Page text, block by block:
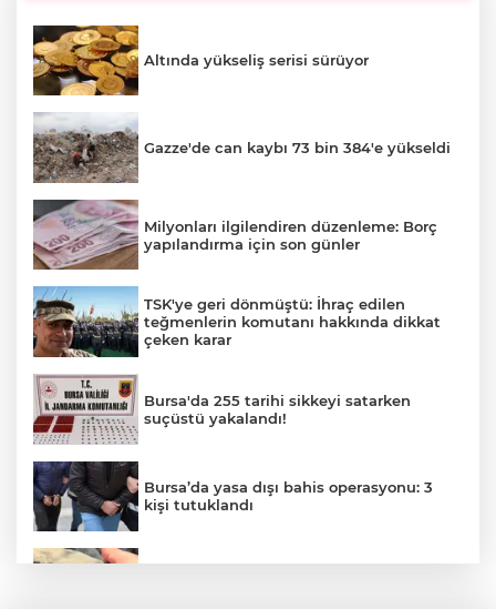
Altında yükseliş serisi sürüyor
Gazze'de can kaybı 73 bin 384'e yükseldi
Milyonları ilgilendiren düzenleme: Borç
yapılandırma için son günler
TSK'ye geri dönmüştü: İhraç edilen
teğmenlerin komutanı hakkında dikkat
çeken karar
Bursa'da 255 tarihi sikkeyi satarken
suçüstü yakalandı!
Bursa’da yasa dışı bahis operasyonu: 3
kişi tutuklandı